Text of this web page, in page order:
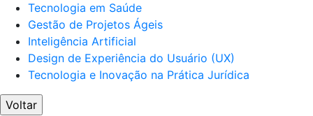
Tecnologia em Saúde
Gestão de Projetos Ágeis
Inteligência Artificial
Design de Experiência do Usuário (UX)
Tecnologia e Inovação na Prática Jurídica
Voltar